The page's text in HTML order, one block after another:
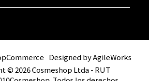
Designed byAgileWorks
© 2026 Cosmeshop Ltda - RUT